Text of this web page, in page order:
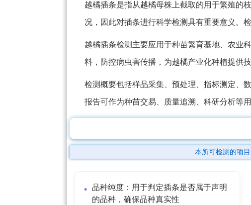
越橘插条是指从越橘母株上截取的用于繁殖的
况，因此对插条进行科学检测具有重要意义。
越橘插条检测主要应用于种苗繁育基地、农业
料，防控病虫害传播，为越橘产业化种植提供技
检测概要包括样品采集、预处理、指标测定、
报告可作为种苗交易、质量追溯、科研分析等
本所可检测的项目
品种纯度：用于判定插条是否属于声明
的品种，确保品种真实性